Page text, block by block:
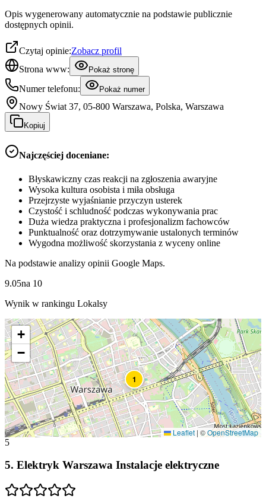
Opis wygenerowany automatycznie na podstawie publicznie
dostępnych opinii.
Czytaj opinie:Zobacz profil
Strona www:
Pokaż stronę
Numer telefonu: Pokaż numer
Nowy Świat 37, 05-800 Warszawa, Polska, Warszawa
Kopiuj
Najczęściej doceniane:
Błyskawiczny czas reakcji na zgłoszenia awaryjne
Wysoka kultura osobista i miła obsługa
Przejrzyste wyjaśnianie przyczyn usterek
Czystość i schludność podczas wykonywania prac
Duża wiedza praktyczna i profesjonalizm fachowców
Punktualność oraz dotrzymywanie ustalonych terminów
Wygodna możliwość skorzystania z wyceny online
Na podstawie analizy opinii Google Maps.
9.05na 10
Wynik w rankingu Lokalsy
1
+
−
Leaflet | ©OpenStreetMap
5
5. Elektryk Warszawa Instalacje elektryczne